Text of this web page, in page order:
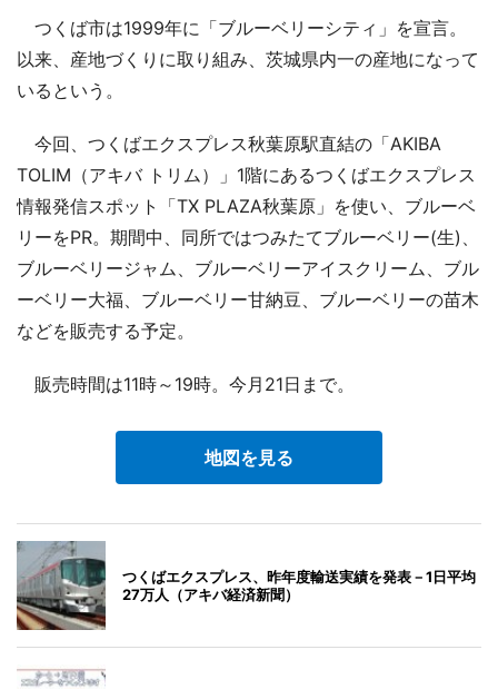
つくば市は1999年に「ブルーベリーシティ」を宣言。
以来、産地づくりに取り組み、茨城県内一の産地になって
いるという。
今回、つくばエクスプレス秋葉原駅直結の「AKIBA
TOLIM（アキバ トリム）」1階にあるつくばエクスプレス
情報発信スポット「TX PLAZA秋葉原」を使い、ブルーベ
リーをPR。期間中、同所ではつみたてブルーベリー(生)、
ブルーベリージャム、ブルーベリーアイスクリーム、ブル
ーベリー大福、ブルーベリー甘納豆、ブルーベリーの苗木
などを販売する予定。
販売時間は11時～19時。今月21日まで。
地図を見る
つくばエクスプレス、昨年度輸送実績を発表－1日平均
27万人（アキバ経済新聞）